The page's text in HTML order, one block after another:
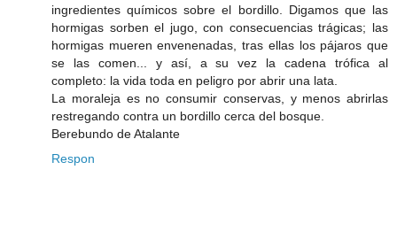
ingredientes químicos sobre el bordillo. Digamos que las
hormigas sorben el jugo, con consecuencias trágicas; las
hormigas mueren envenenadas, tras ellas los pájaros que
se las comen... y así, a su vez la cadena trófica al
completo: la vida toda en peligro por abrir una lata.
La moraleja es no consumir conservas, y menos abrirlas
restregando contra un bordillo cerca del bosque.
Berebundo de Atalante
Respon